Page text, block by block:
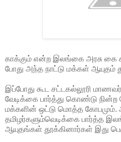
காக்கும் என்ற இலங்கை அரசு கை
போது அந்த நாட்டு மக்கள் ஆயுதம்
இப்போது கூட சட்டகல்லூரி
வேடிக்கை பார்த்து கொண்டு நின்ற
மக்களின் ஒட்டு மொத்த
தமிழர்களும்வெடிக்கை பார்த்த
ஆயுதங்கள் தூக்கினார்கள் இது